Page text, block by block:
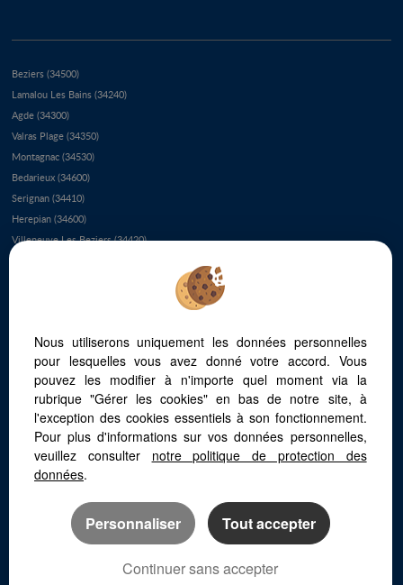
Beziers (34500)
Lamalou Les Bains (34240)
Agde (34300)
Valras Plage (34350)
Montagnac (34530)
Bedarieux (34600)
Serignan (34410)
Herepian (34600)
Villeneuve Les Beziers (34420)
Vieussan (34390)
Servian (34290)
Saint Chinian (34360)
Puisserguier (34620)
Bassan (34290)
Murviel Les Beziers (34490)
Les Aires (34600)
Nous utiliserons uniquement les données personnelles
pour lesquelles vous avez donné votre accord. Vous
pouvez les modifier à n'importe quel moment via la
rubrique "Gérer les cookies" en bas de notre site, à
l'exception des cookies essentiels à son fonctionnement.
Pour plus d'informations sur vos données personnelles,
veuillez consulter notre politique de protection des
données.
Personnaliser Tout accepter
Continuer sans accepter